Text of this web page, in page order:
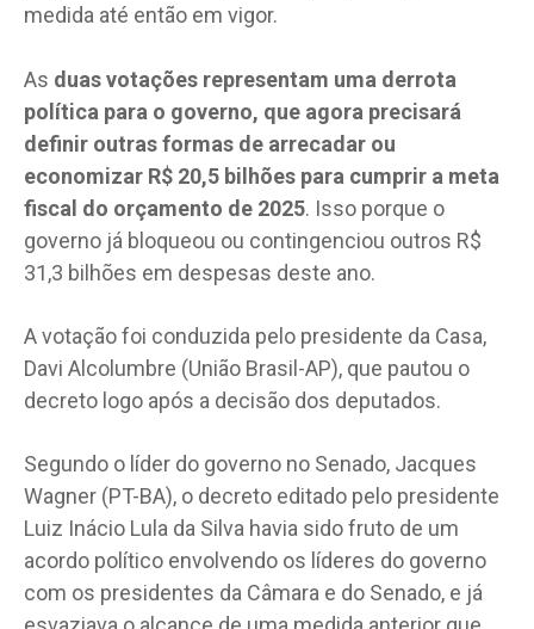
medida até então em vigor.
As duas votações representam uma derrota
política para o governo, que agora precisará
definir outras formas de arrecadar ou
economizar R$ 20,5 bilhões para cumprir a meta
fiscal do orçamento de 2025. Isso porque o
governo já bloqueou ou contingenciou outros R$
31,3 bilhões em despesas deste ano.
A votação foi conduzida pelo presidente da Casa,
Davi Alcolumbre (União Brasil-AP), que pautou o
decreto logo após a decisão dos deputados.
Segundo o líder do governo no Senado, Jacques
Wagner (PT-BA), o decreto editado pelo presidente
Luiz Inácio Lula da Silva havia sido fruto de um
acordo político envolvendo os líderes do governo
com os presidentes da Câmara e do Senado, e já